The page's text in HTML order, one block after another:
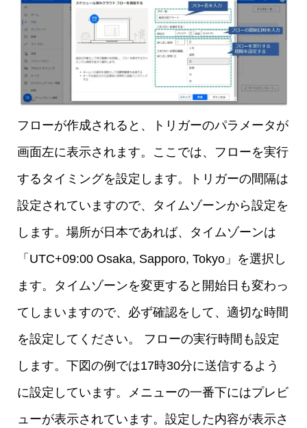
フローが作成されると、トリガーのパラメータが
画面左に表示されます。ここでは、フローを実行
するタイミングを設定します。トリガーの間隔は
設定されていますので、タイムゾーンから設定を
します。場所が日本であれば、タイムゾーンは
「UTC+09:00 Osaka, Sapporo, Tokyo」を選択し
ます。タイムゾーンを変更すると開始日も変わっ
てしまいますので、必ず確認をして、適切な時間
を設定してください。 フローの実行時間も設定
します。下図の例では17時30分に送信するよう
に設定しています。メニューの一番下にはプレビ
ューが表示されています。設定した内容が表示さ